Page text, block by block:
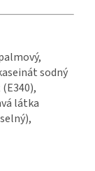
sodný
látka